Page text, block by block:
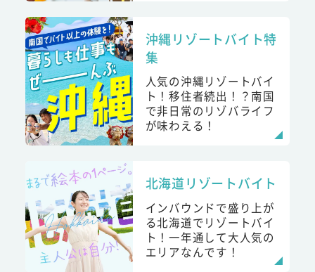
沖縄リゾートバイト特
集
人気の沖縄リゾートバイ
ト！移住者続出！？南国
で非日常のリゾバライフ
が味わえる！
北海道リゾートバイト
インバウンドで盛り上が
る北海道でリゾートバイ
ト！一年通して大人気の
エリアなんです！